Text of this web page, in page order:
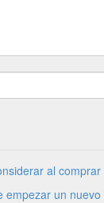
al
empezar un nuevo